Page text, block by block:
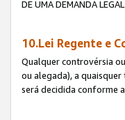
DE UMA DEMANDA
10.Lei Regente e
Qualquer controvérsia
ou alegada), a
será decidida conforme